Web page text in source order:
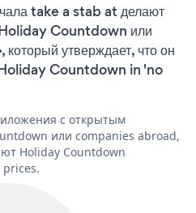
take a stab at делают
Countdown или
утверждает, что он
Holiday Countdown in 'no
с открытым
или companies abroad,
Holiday Countdown